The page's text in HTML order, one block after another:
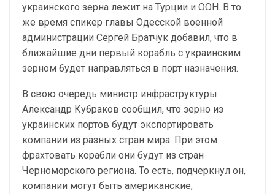
украинского зерна лежит на Турции и ООН. В то
же время спикер главы Одесской военной
администрации Сергей Братчук добавил, что в
ближайшие дни первый корабль с украинским
зерном будет направляться в порт назначения.
В свою очередь министр инфраструктуры
Александр Кубраков сообщил, что зерно из
украинских портов будут экспортировать
компании из разных стран мира. При этом
фрахтовать корабли они будут из стран
Черноморского региона. То есть, подчеркнул он,
компании могут быть американские,